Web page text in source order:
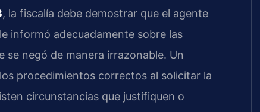
, la fiscalía debe demostrar que el agente
informó adecuadamente sobre las
se negó de manera irrazonable. Un
procedimientos correctos al solicitar la
circunstancias que justifiquen o